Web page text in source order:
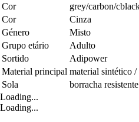
Cor
grey/carbon/
Cor
Cinza
Género
Misto
Grupo etário
Adulto
Sortido
Adipower
Material principal material sintético /
Sola
borracha
Loading...
Loading...